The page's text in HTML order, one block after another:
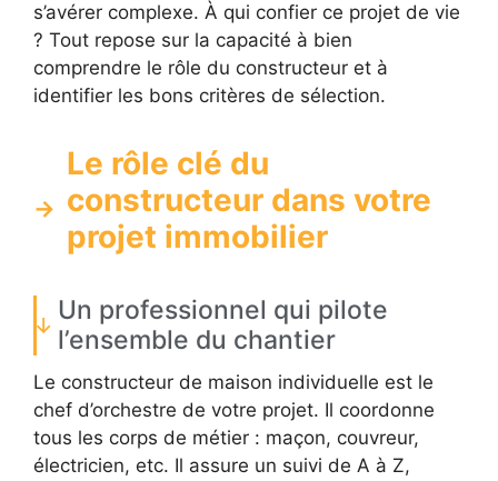
s’avérer complexe. À qui confier ce projet de vie
? Tout repose sur la capacité à bien
comprendre le rôle du constructeur et à
identifier les bons critères de sélection.
Le rôle clé du
constructeur dans votre
projet immobilier
Un professionnel qui pilote
l’ensemble du chantier
Le constructeur de maison individuelle est le
chef d’orchestre de votre projet. Il coordonne
tous les corps de métier : maçon, couvreur,
électricien, etc. Il assure un suivi de A à Z,